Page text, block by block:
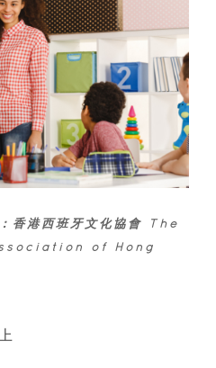
香港西班牙文化協會 The
of Hong